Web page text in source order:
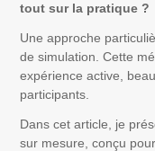
tout sur la pratique ?
Une approche
de simulation. Cette
expérience active,
participants.
Dans cet article, je
sur mesure, conçu